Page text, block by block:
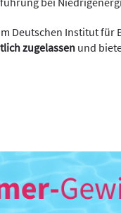
Deutschen Institut
zugelassenund